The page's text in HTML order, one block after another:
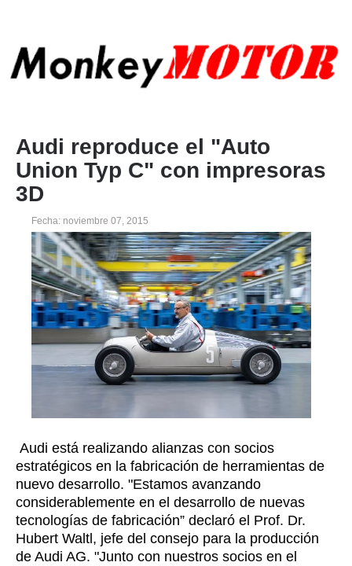
Audi reproduce el "Auto
Union Typ C" con impresoras
3D
Fecha: noviembre 07, 2015
Audi está realizando alianzas con socios
estratégicos en la fabricación de herramientas de
nuevo desarrollo. "Estamos avanzando
considerablemente en el desarrollo de nuevas
tecnologías de fabricación” declaró el Prof. Dr.
Hubert Waltl, jefe del consejo para la producción
de Audi AG. "Junto con nuestros socios en el